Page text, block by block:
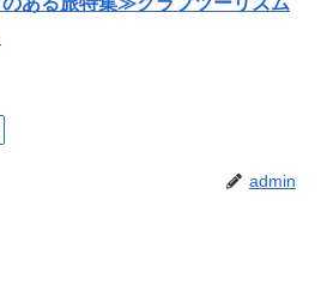
admin